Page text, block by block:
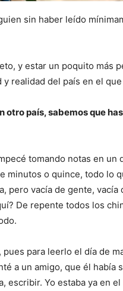
sin haber leído
y estar un poquito más
realidad del país en el
otro país, sabemos que
tomando notas en
o quince, todo lo
pero vacía de gente,
De repente todos los
para leerlo el día de
a un amigo, que él había
Yo estaba ya en